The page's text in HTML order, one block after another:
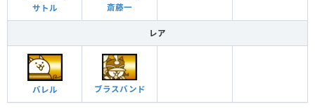
サトル 斎藤一
レア
バレル ブラスバンド